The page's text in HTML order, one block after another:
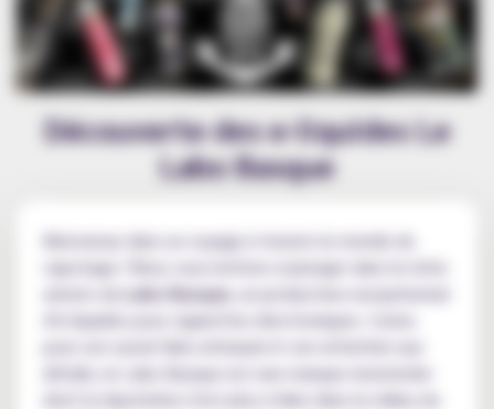
Découverte des e-liquides Le
Labo Basque
Bienvenue dans un voyage à travers le monde du
vapotage ! Nous vous invitons à plonger dans le riche
Labo Basque
d'e-liquides pour cigarettes électroniques. Connu
détails, le Labo Basque est une marque renommée
dont la réputation n'est plus à faire dans le milieu du